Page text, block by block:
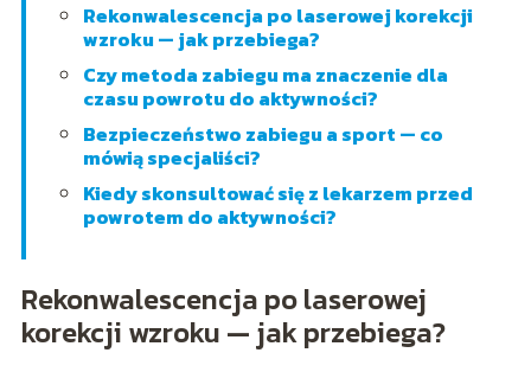
Rekonwalescencja po laserowej korekcji
wzroku — jak przebiega?
Czy metoda zabiegu ma znaczenie dla
czasu powrotu do aktywności?
Bezpieczeństwo zabiegu a sport — co
mówią specjaliści?
Kiedy skonsultować się z lekarzem przed
powrotem do aktywności?
Rekonwalescencja po laserowej
korekcji wzroku — jak przebiega?